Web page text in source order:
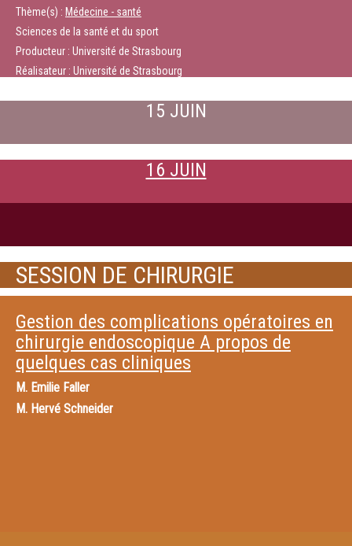
Thème(s) : Médecine - santé
Sciences de la santé et du sport
Producteur : Université de Strasbourg
Réalisateur : Université de Strasbourg
15 JUIN
16 JUIN
SESSION DE CHIRURGIE
Gestion des complications opératoires en
chirurgie endoscopique A propos de
quelques cas cliniques
M. Emilie Faller
M. Hervé Schneider